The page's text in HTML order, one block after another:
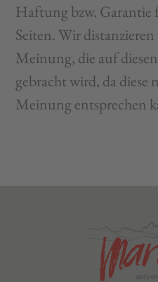
Haftung bzw. Garantie
Seiten. Wir
Meinung, die auf
gebracht wird, da diese
Meinung entsprechen